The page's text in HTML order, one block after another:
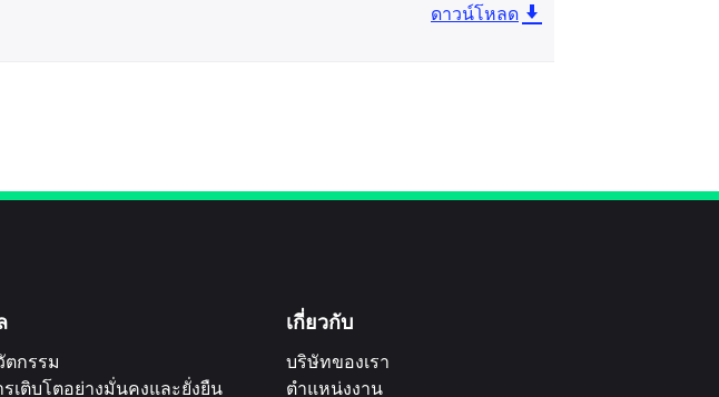
ดาวน์โหลด
ตกรรม
รเติบโตอย่างมั่นคงและยั่งยืน
เกี่ยวกับ
บริษัทของเรา
ตำแหน่งงาน